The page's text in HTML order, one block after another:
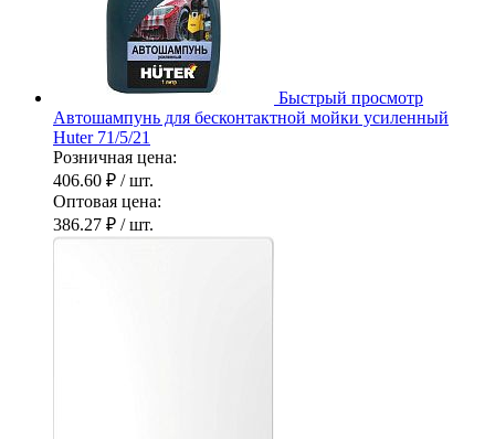
Быстрый просмотр
Автошампунь для бесконтактной мойки усиленный
Huter 71/5/21
Розничная цена:
406.60 ₽ / шт.
Оптовая цена:
386.27 ₽ / шт.